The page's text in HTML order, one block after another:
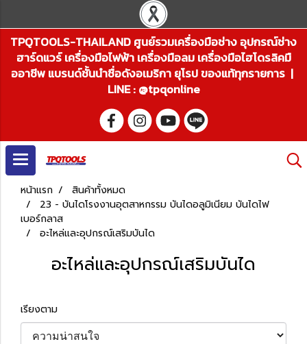
TPQTOOLS-THAILAND ศูนย์รวมเครื่องมือช่าง อุปกรณ์ช่าง
ฮาร์ดแวร์ เครื่องมือไฟฟ้า เครื่องมือลม เครื่องมือไฮโดรลิคมื
ออาชีพ แบรนด์ชั้นนำชื่อดังอเมริกา ยุโรป ของแท้ทุกรายการ |
LINE : @tpqonline
หน้าแรก
สินค้าทั้งหมด
23 - บันไดโรงงานอุตสาหกรรม บันไดอลูมิเนียม บันไดไฟ
เบอร์กลาส
อะไหล่และอุปกรณ์เสริมบันได
อะไหล่และอุปกรณ์เสริมบันได
เรียงตาม